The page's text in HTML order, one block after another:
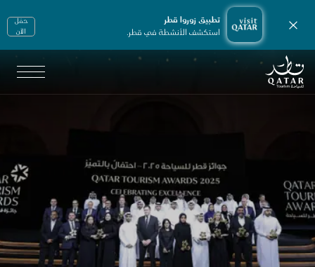
تطبيق زوروا قطر
استكشف الأنشطة في قطر.
حمّل
الأن
إغلاق الإشعارات
الصفحة الرئيسية لموقع VisitQatar